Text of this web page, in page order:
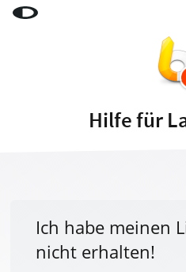
LaunchBar
Shop
Support
Hilfe für
Ich habe meinen
nicht erhalten!